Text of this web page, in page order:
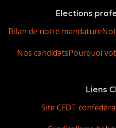
Elections
Bilan de notre mandature
Nos candidatsPourquoi
Liens
Site CFDT